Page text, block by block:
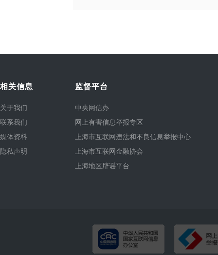
相关信息
关于我们
联系我们
媒体资料
隐私声明
监督平台
中央网信办
网上有害信息举报专区
上海市互联网违法和不良信息举报中心
上海市互联网金融协会
上海地区辟谣平台